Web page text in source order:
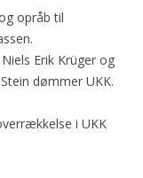
opråb til
Erik Krüger og
dømmer UKK.
i UKK